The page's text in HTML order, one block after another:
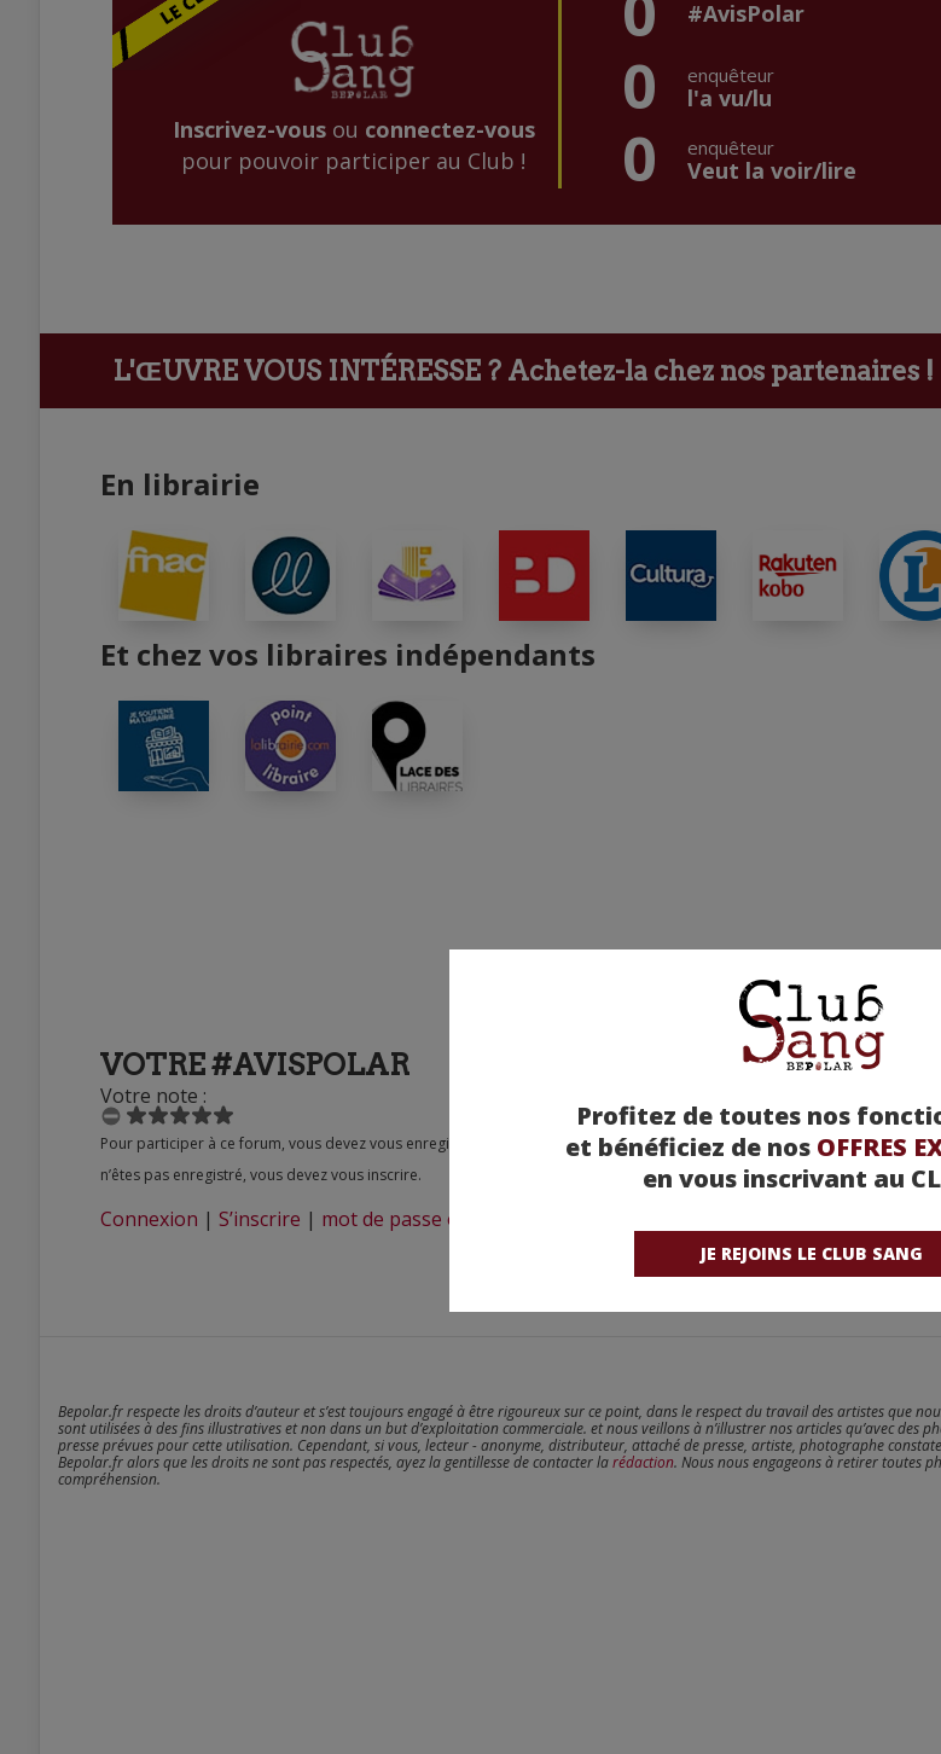
Profitez de toutes nos
et bénéficiez de nos OFFRES
en vous inscrivant au
JE REJOINS LE CLUB SANG
Inscrivez-vousou connectez-vous
pour pouvoir participer au Club !
#AvisPolar
0 enquêteur
l'a vu/lu
0 enquêteur
Veut la voir/lire
L'ŒUVRE VOUS INTÉRESSE ? Achetez-la chez nos partenaires !
En librairie
Et chez vos libraires indépendants
VOTRE #AVISPOLAR
Votre note :
Pour participer à ce forum, vous devez vous enregistrer au préalable. Merci d’indiquer ci-dessous l’identifiant personnel qui vous a été fourni. Si vous
n’êtes pas enregistré, vous devez vous inscrire.
Connexion | S’inscrire | mot de passe oublié ?
Bepolar.fr respecte les droits d’auteur et s’est toujours engagé à être rigoureux sur ce point, dans le respect du travail des artistes que
sont utilisées à des fins illustratives et non dans un but d’exploitation commerciale. et nous veillons à n’illustrer nos articles qu’avec des
presse prévues pour cette utilisation. Cependant, si vous, lecteur - anonyme, distributeur, attaché de presse, artiste, photographe
Bepolar.fr alors que les droits ne sont pas respectés, ayez la gentillesse de contacter larédaction. Nous nous engageons à retirer toutes
compréhension.